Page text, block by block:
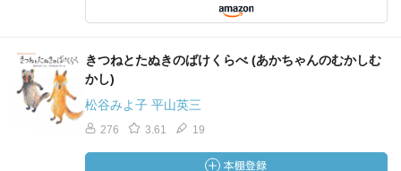
きつねとたぬきのばけくらべ (あかちゃんのむかしむ
かし)
松谷みよ子 平山英三
276 3.61 19